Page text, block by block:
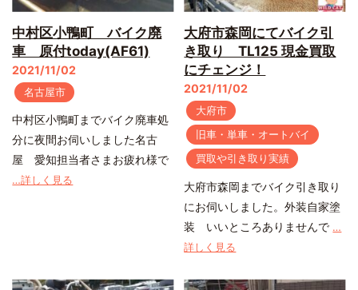
中村区小鴨町 バイク廃
車 原付today(AF61)
2021/11/02
名古屋市
中村区小鴨町までバイク廃車処
分に夜間お伺いしました名古
屋 愛知担当者さまお疲れ様で
…詳しく見る
大府市森岡にてバイク引
き取り TL125 現金買取
にチェンジ！
2021/11/02
大府市
旧車・単車・オートバイ
買取や引き取り実績
大府市森岡までバイク引き取り
にお伺いしました。外装自家塗
装 いいところありませんで …
詳しく見る